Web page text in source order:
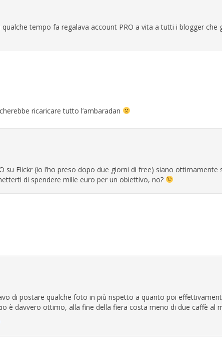
tempo fa regalava account PRO a vita a tutti i blogger che
ricaricare tutto l’ambaradan
su Flickr (io l’ho preso dopo due giorni di free) siano ottimamente
di spendere mille euro per un obiettivo, no?
di postare qualche foto in più rispetto a quanto poi
è davvero ottimo, alla fine della fiera costa meno di due caffè al